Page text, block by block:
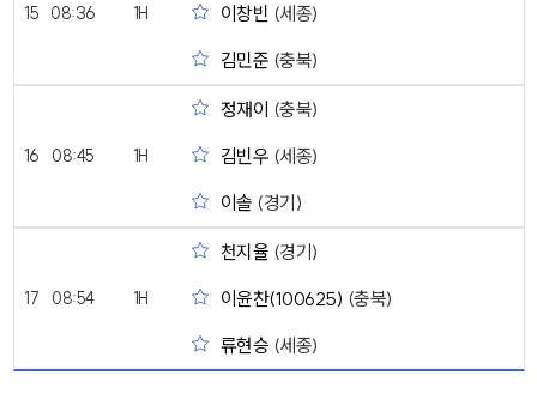
15 08:36 1H
이창빈 (세종)
김민준 (충북)
16 08:45 1H
정재이 (충북)
김빈우 (세종)
이솔 (경기)
17 08:54 1H
천지율 (경기)
이윤찬(100625) (충북)
류현승 (세종)